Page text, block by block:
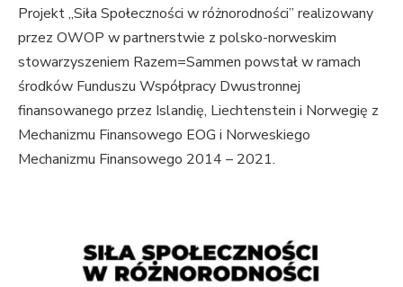
Projekt „Siła Społeczności w różnorodności” realizowany
przez OWOP w partnerstwie z polsko-norweskim
stowarzyszeniem Razem=Sammen powstał w ramach
środków Funduszu Współpracy Dwustronnej
finansowanego przez Islandię, Liechtenstein i Norwegię z
Mechanizmu Finansowego EOG i Norweskiego
Mechanizmu Finansowego 2014 – 2021.